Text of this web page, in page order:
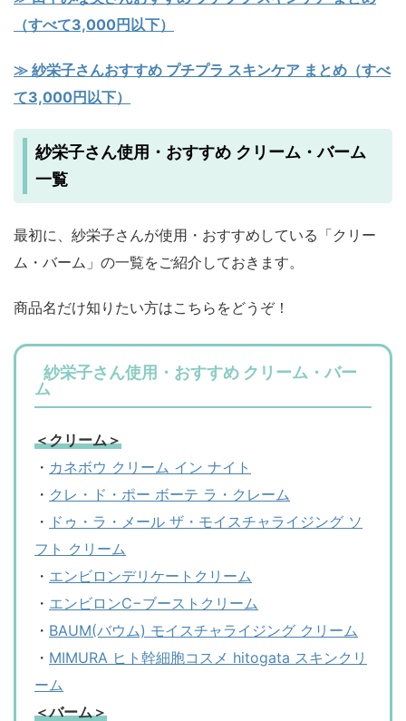
（すべて3,000円以下）
≫ 紗栄子さんおすすめ プチプラ スキンケア まとめ（すべ
て3,000円以下）
紗栄子さん使用・おすすめ クリーム・バーム
一覧
最初に、紗栄子さんが使用・おすすめしている「クリー
ム・バーム」の一覧をご紹介しておきます。
商品名だけ知りたい方はこちらをどうぞ！
紗栄子さん使用・おすすめ クリーム・バー
ム
＜クリーム＞
・ カネボウ クリーム イン ナイト
・ クレ・ド・ポー ボーテ ラ・クレーム
・ ドゥ・ラ・メール ザ・モイスチャライジング ソ
フト クリーム
・ エンビロンデリケートクリーム
・ エンビロンC−ブーストクリーム
・ BAUM(バウム) モイスチャライジング クリーム
・ MIMURA ヒト幹細胞コスメ hitogata スキンクリ
ーム
＜バーム＞